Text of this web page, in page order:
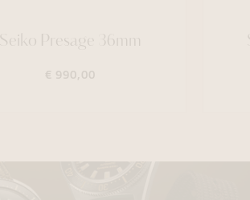
Seiko Presage 36mm
€ 990,00